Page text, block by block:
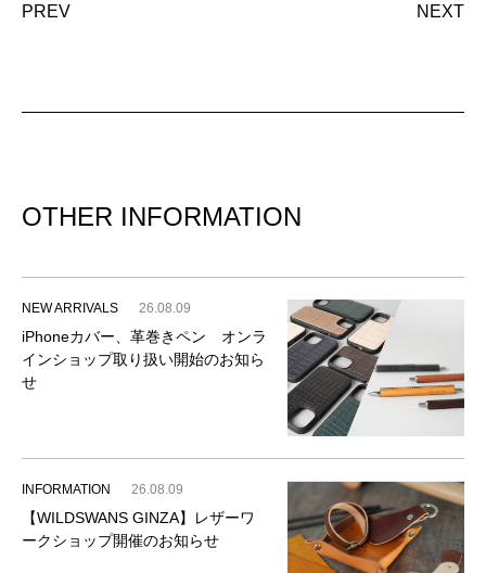
PREV NEXT
OTHER INFORMATION
NEW ARRIVALS 26.08.09
iPhoneカバー、革巻きペン オンラ
インショップ取り扱い開始のお知ら
せ
INFORMATION 26.08.09
【WILDSWANS GINZA】レザーワ
ークショップ開催のお知らせ